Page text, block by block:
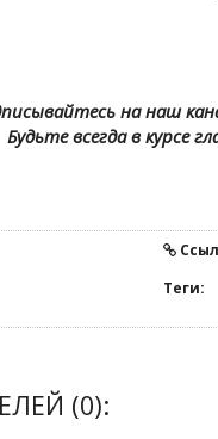
на наш
Будьте всегда в курсе
Теги:
(0):